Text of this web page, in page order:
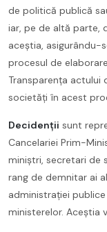
de politică publică
iar, pe de altă parte,
aceștia, asigurându-
procesul de
Transparența actului
societăți în acest
Decidenții sunt
Cancelariei Prim-
miniștri, secretari de
rang de demnitar ai
administrației
ministerelor. Aceștia